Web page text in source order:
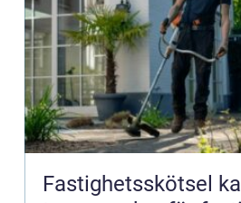
Fastighetsskötsel